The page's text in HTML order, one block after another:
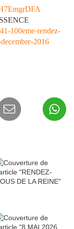
100eme-rendez-
2016